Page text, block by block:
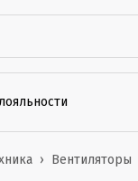
Вентиляторы
›